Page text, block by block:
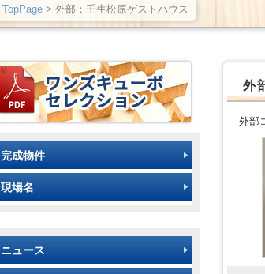
TopPage > 外部：壬生松原ゲストハウス
外
外部
完成物件
現場名
ニュース